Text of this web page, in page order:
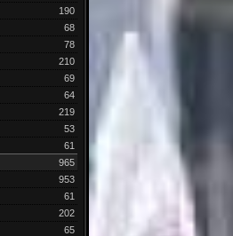
190
68
78
210
69
64
219
53
61
965
953
61
202
65